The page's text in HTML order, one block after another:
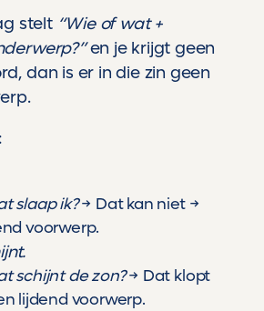
stelt “Wie of wat +
en je krijgt geen
dan is er in die zin geen
slaap ik?→ Dat kan niet →
voorwerp.
schijnt de zon?→ Dat klopt
lijdend voorwerp.